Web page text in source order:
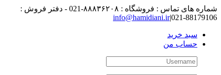
رفتن
به
شماره های تماس : فروشگاه : ۸۸۸۳۶۲۰۸-021 - دفتر فروش :
88179106-021
|
info@hamidiani.ir
سبد خرید
حساب من